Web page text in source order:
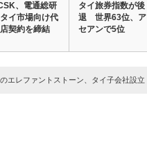
、電通総研
イ市場向け代
契約を締結
タイ旅券指数が後
退 世界63位、ア
セアンで5位
エレファントストーン、タイ子会社設立